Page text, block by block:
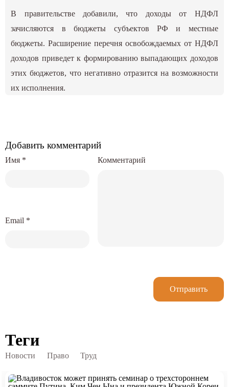
В правительстве добавили, что доходы от НДФЛ
зачисляются в бюджеты субъектов РФ и местные
бюджеты. Расширение перечня освобождаемых от НДФЛ
доходов приведет к формированию выпадающих доходов
этих бюджетов, что негативно отразится на возможности
их исполнения.
Добавить комментарий
Комментарий
Имя *
Email *
Отправить
Теги
Новости Право Труд